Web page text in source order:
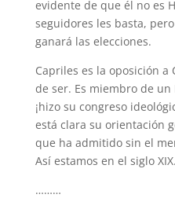
evidente de que él no es
seguidores les basta,
ganará las elecciones.
Capriles es la oposición a
de ser. Es miembro de
¡hizo su congreso
está clara su orientación
que ha admitido sin el
Así estamos en el siglo XIX.
………